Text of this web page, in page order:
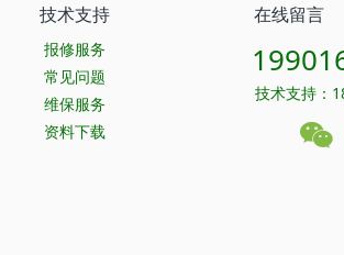
技术支持
报修服务
常见问题
维保服务
资料下载
在线留言
技术支持：